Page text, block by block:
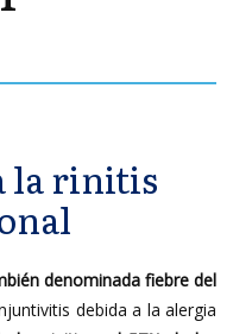
la rinitis
denominada fiebre del
debida a la alergia